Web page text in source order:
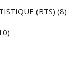
(BTS) (8)